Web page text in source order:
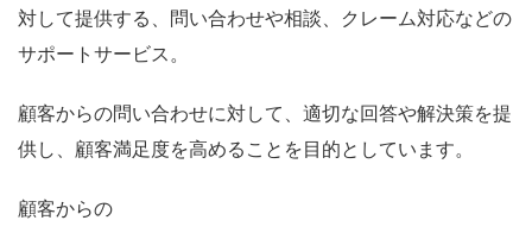
対して提供する、問い合わせや相談、クレーム対応などの
サポートサービス。
顧客からの問い合わせに対して、適切な回答や解決策を提
供し、顧客満足度を高めることを目的としています。
顧客からの